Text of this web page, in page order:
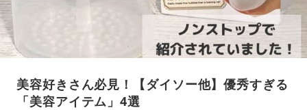
美容好きさん必見！【ダイソー他】優秀すぎる
「美容アイテム」4選